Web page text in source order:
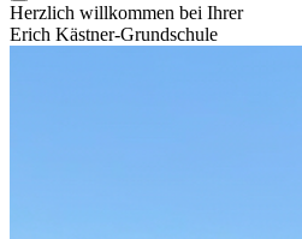
Herzlich willkommen bei Ihrer
Erich Kästner-Grundschule